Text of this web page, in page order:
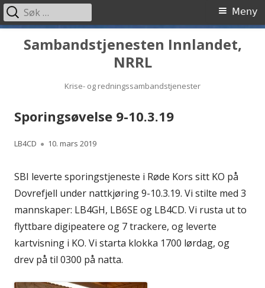
Sambandstjenesten Innlandet,
NRRL
Krise- og redningssambandstjenester
Primærmeny Meny
Søk
etter:
Sporingsøvelse 9-10.3.19
Forfatter
LB4CD Publisert
10. mars 2019
SBI leverte sporingstjeneste i Røde Kors sitt KO på
Dovrefjell under nattkjøring 9-10.3.19. Vi stilte med 3
mannskaper: LB4GH, LB6SE og LB4CD. Vi rusta ut to
flyttbare digipeatere og 7 trackere, og leverte
kartvisning i KO. Vi starta klokka 1700 lørdag, og
drev på til 0300 på natta.